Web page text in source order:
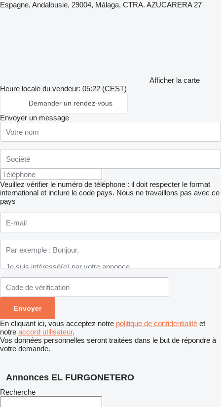
Espagne, Andalousie, 29004, Málaga, CTRA. AZUCARERA 27
Afficher la carte
Heure locale du vendeur: 05:22 (CEST)
Demander un rendez-vous
Envoyer un message
Veuillez vérifier le numéro de téléphone : il doit respecter le format
international et inclure le code pays. Nous ne travaillons pas avec ce
pays
En cliquant ici, vous acceptez notre politique de confidentialité et
notre accord utilisateur.
Vos données personnelles seront traitées dans le but de répondre à
votre demande.
Annonces EL FURGONETERO
Recherche